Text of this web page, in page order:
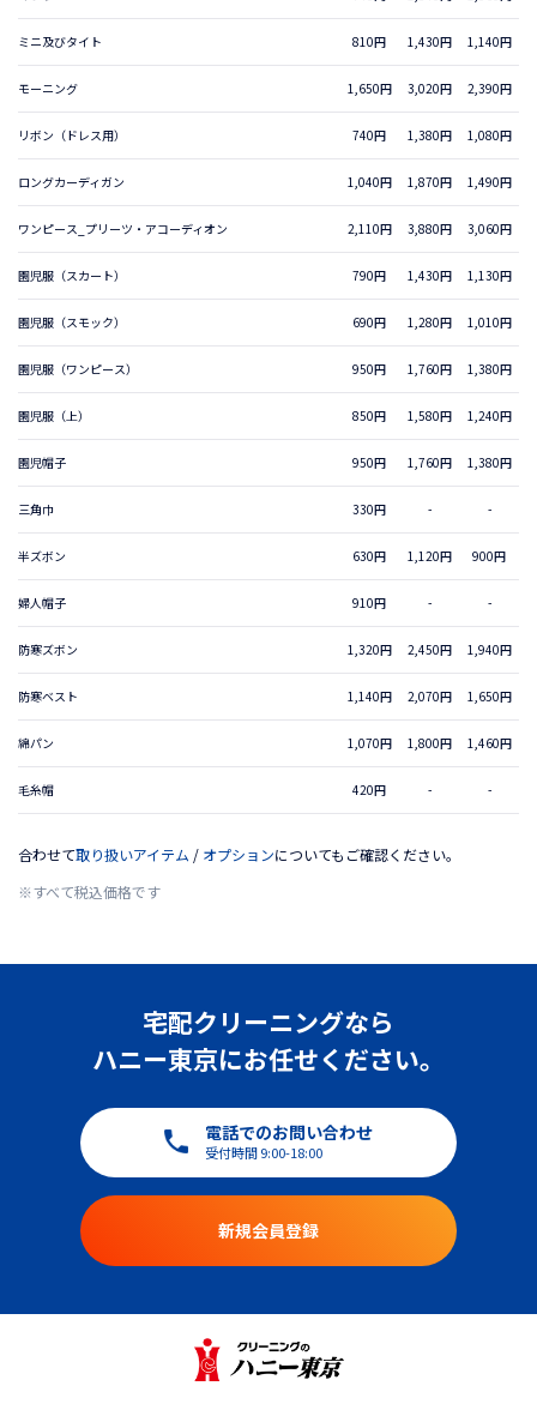
ミニ及びタイト 810円 1,430円 1,140円
モーニング 1,650円 3,020円 2,390円
リボン（ドレス用） 740円 1,380円 1,080円
ロングカーディガン 1,040円 1,870円 1,490円
ワンピース_プリーツ・アコーディオン 2,110円 3,880円 3,060円
園児服（スカート） 790円 1,430円 1,130円
園児服（スモック） 690円 1,280円 1,010円
園児服（ワンピース） 950円 1,760円 1,380円
園児服（上） 850円 1,580円 1,240円
園児帽子 950円 1,760円 1,380円
三角巾 330円 - -
半ズボン 630円 1,120円 900円
婦人帽子 910円 - -
防寒ズボン 1,320円 2,450円 1,940円
防寒ベスト 1,140円 2,070円 1,650円
綿パン 1,070円 1,800円 1,460円
毛糸帽 420円 - -
合わせて取り扱いアイテム / オプションについてもご確認ください。
※すべて税込価格です
宅配クリーニングなら
ハニー東京にお任せください。
電話でのお問い合わせ
受付時間 9:00-18:00
新規会員登録